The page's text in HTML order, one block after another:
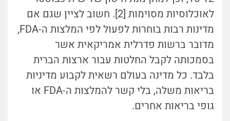
לאוכלוסיות מסוימות [2]. חשוב לציין שגם אם
מדינות רבות בוחרות לפעול לפי המלצות ה-FDA,
מדובר ברשות פדרלית אמריקאית אשר
בסמכותה לקבל החלטות עבור ארצות הברית
בלבד. כל מדינה בעולם רשאית לקבוע מדיניות
בריאות משלה, בלי קשר להמלצות ה-FDA או
גופי בריאות אחרים.